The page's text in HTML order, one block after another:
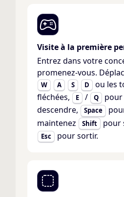
Visite à la première
Entrez dans votre
promenez-vous.
W A S D
ou les
fléchées,
E / Q
descendre,
Space
maintenez
Shift pour
Esc pour sortir.